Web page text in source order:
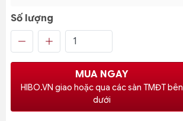
Số lượng
MUA NGAY
HIBO.VN giao hoặc qua các sàn TMĐT bên
dưới